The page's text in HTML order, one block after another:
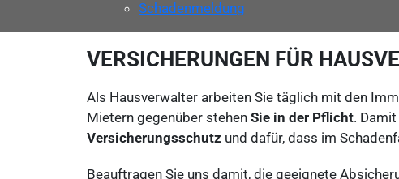
Schadenmeldung
VERSICHERUNGEN FÜR
Als Hausverwalter arbeiten Sie täglich mit den
Mietern gegenüber stehen Sie in der Pflicht.
Versicherungsschutz und dafür, dass im
Beauftragen Sie uns damit, die geeignete